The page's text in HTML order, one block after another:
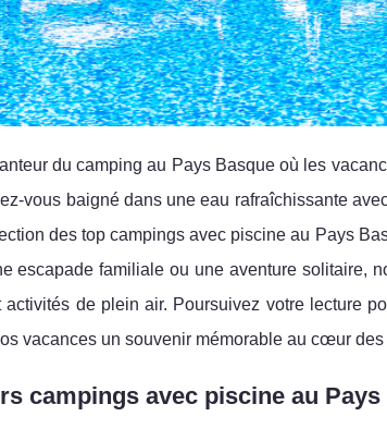
du camping au Pays Basque où les
vous baigné dans une eau rafraîchissante
des top campings avec piscine au Pays
escapade familiale ou une aventure solitaire,
de plein air. Poursuivez votre lecture
vacances un souvenir mémorable au cœur
campings avec piscine au Pays